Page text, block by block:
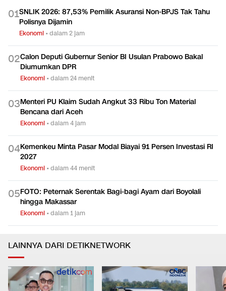
01SNLIK 2026: 87,53% Pemilik Asuransi Non-BPJS Tak Tahu
Polisnya Dijamin
Ekonomi •dalam 2 jam
02Calon Deputi Gubernur Senior BI Usulan Prabowo Bakal
Diumumkan DPR
Ekonomi •dalam 24 menit
03Menteri PU Klaim Sudah Angkut 33 Ribu Ton Material
Bencana dari Aceh
Ekonomi •dalam 4 jam
04Kemenkeu Minta Pasar Modal Biayai 91 Persen Investasi RI
2027
Ekonomi •dalam 44 menit
05FOTO: Peternak Serentak Bagi-bagi Ayam dari Boyolali
hingga Makassar
Ekonomi •dalam 1 jam
LAINNYA DARI DETIKNETWORK